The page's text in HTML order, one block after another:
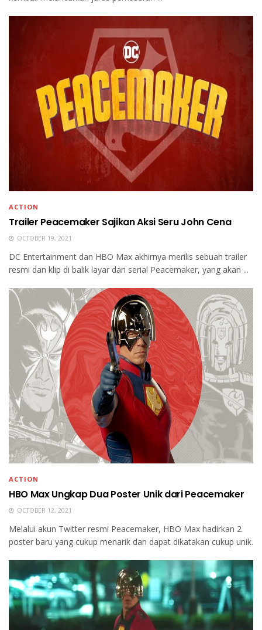
ACTION
Trailer Peacemaker Sajikan Aksi Seru John Cena
OCTOBER 19, 2021
DC Entertainment dan HBO Max akhirnya merilis sebuah trailer
resmi dan klip di balik layar dari serial Peacemaker, yang akan ...
ACTION
HBO Max Ungkap Dua Poster Unik dari Peacemaker
OCTOBER 12, 2021
Melalui akun Twitter resmi Peacemaker, HBO Max hadirkan 2
poster baru yang cukup menarik dan dapat dikatakan cukup unik.